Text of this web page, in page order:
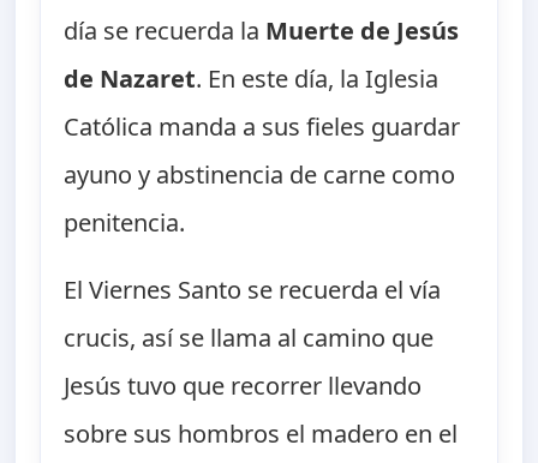
día se recuerda la Muerte de Jesús
de Nazaret. En este día, la Iglesia
Católica manda a sus fieles guardar
ayuno y abstinencia de carne como
penitencia.
El Viernes Santo se recuerda el vía
crucis, así se llama al camino que
Jesús tuvo que recorrer llevando
sobre sus hombros el madero en el